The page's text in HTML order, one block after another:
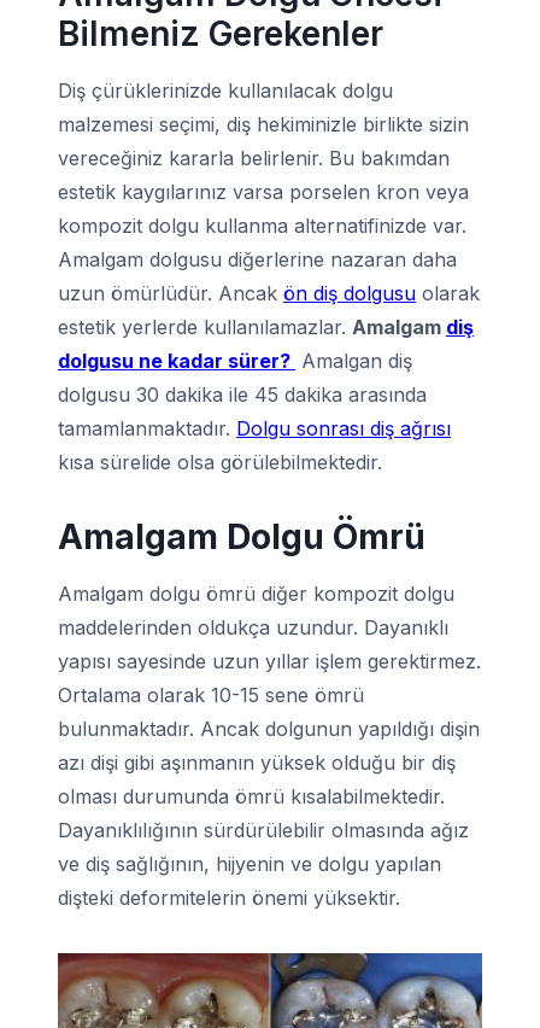
Bilmeniz Gerekenler
Diş çürüklerinizde kullanılacak dolgu
malzemesi seçimi, diş hekiminizle birlikte sizin
vereceğiniz kararla belirlenir. Bu bakımdan
estetik kaygılarınız varsa porselen kron veya
kompozit dolgu kullanma alternatifinizde var.
Amalgam dolgusu diğerlerine nazaran daha
uzun ömürlüdür. Ancak ön diş dolgusu olarak
estetik yerlerde kullanılamazlar. Amalgam diş
dolgusu ne kadar sürer? Amalgan diş
dolgusu 30 dakika ile 45 dakika arasında
tamamlanmaktadır. Dolgu sonrası diş ağrısı
kısa sürelide olsa görülebilmektedir.
Amalgam Dolgu Ömrü
Amalgam dolgu ömrü diğer kompozit dolgu
maddelerinden oldukça uzundur. Dayanıklı
yapısı sayesinde uzun yıllar işlem gerektirmez.
Ortalama olarak 10-15 sene ömrü
bulunmaktadır. Ancak dolgunun yapıldığı dişin
azı dişi gibi aşınmanın yüksek olduğu bir diş
olması durumunda ömrü kısalabilmektedir.
Dayanıklılığının sürdürülebilir olmasında ağız
ve diş sağlığının, hijyenin ve dolgu yapılan
dişteki deformitelerin önemi yüksektir.